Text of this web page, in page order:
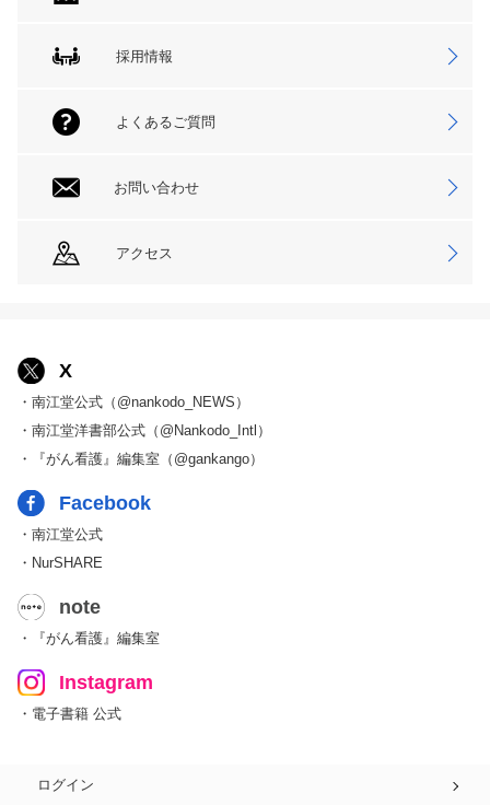
採用情報
よくあるご質問
お問い合わせ
アクセス
X
・南江堂公式（@nankodo_NEWS）
・南江堂洋書部公式（@Nankodo_Intl）
・『がん看護』編集室（@gankango）
Facebook
・南江堂公式
・NurSHARE
note
・『がん看護』編集室
Instagram
・電子書籍 公式
ログイン